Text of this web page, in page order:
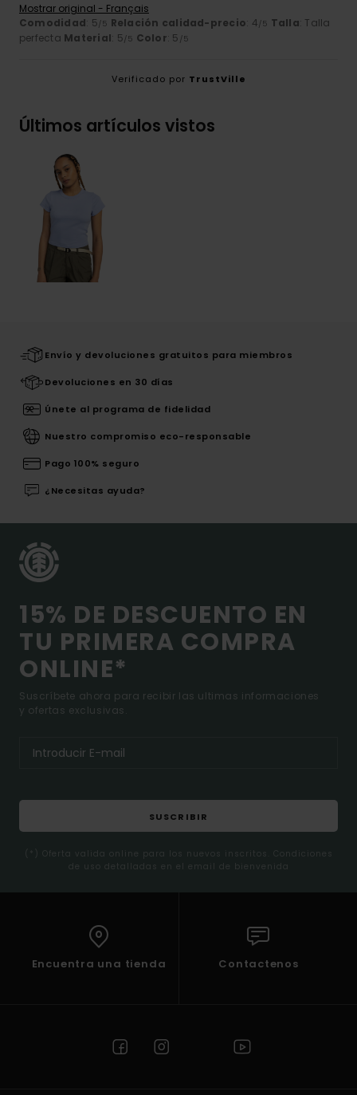
Mostrar original - Français
Comodidad: 5/5 Relación calidad-precio: 4/5 Talla: Talla
perfecta Material: 5/5 Color: 5 /5
Verificado por TrustVille
Últimos artículos vistos
Envío y devoluciones gratuitos para miembros
Devoluciones en 30 días
Únete al programa de fidelidad
Nuestro compromiso eco-responsable
Pago 100% seguro
¿Necesitas ayuda?
15% DE DESCUENTO EN
TU PRIMERA COMPRA
ONLINE*
Suscríbete ahora para recibir las ultimas informaciones
y ofertas exclusivas.
SUSCRIBIR
(*) Oferta valida online para los nuevos inscritos. Condiciones
de uso detalladas en el email de bienvenida
Encuentra una tienda Contactenos